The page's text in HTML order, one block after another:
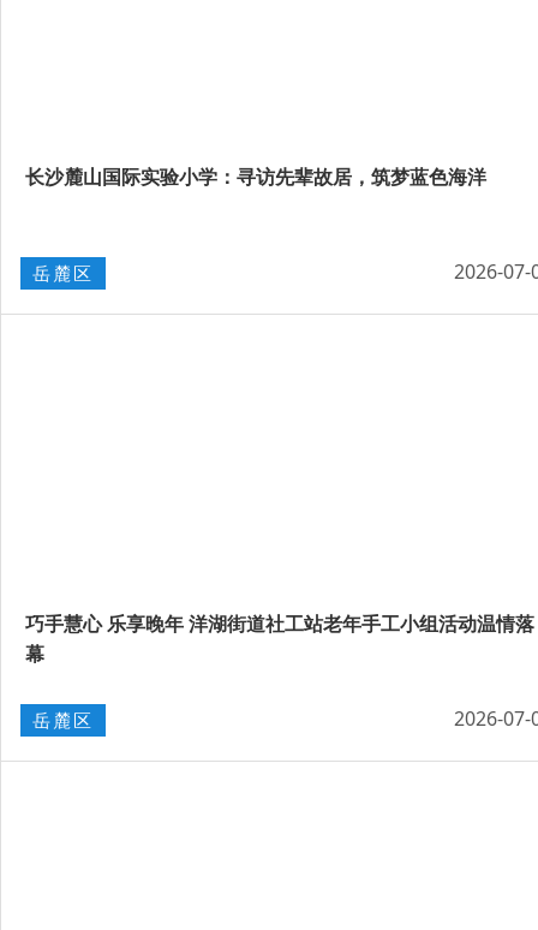
长沙麓山国际实验小学：寻访先辈故居，筑梦蓝色海洋
岳麓区 2026-07-
巧手慧心 乐享晚年 洋湖街道社工站老年手工小组活动温情落
幕
岳麓区 2026-07-